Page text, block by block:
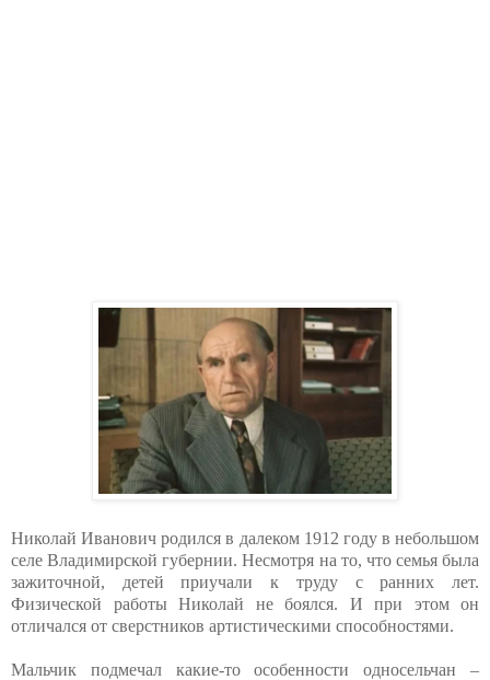
Николай Иванович родился в далеком 1912 году в небольшом
селе Владимирской губернии. Несмотря на то, что семья была
зажиточной, детей приучали к труду с ранних лет.
Физической работы Николай не боялся. И при этом он
отличался от сверстников артистическими способностями.
Мальчик подмечал какие-то особенности односельчан –